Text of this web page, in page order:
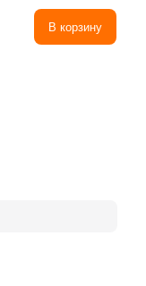
В корзину